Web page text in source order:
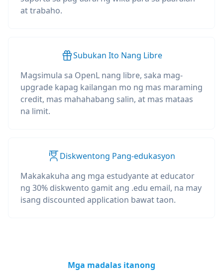
at trabaho.
Subukan Ito Nang Libre
Magsimula sa OpenL nang libre, saka mag-
upgrade kapag kailangan mo ng mas maraming
credit, mas mahahabang salin, at mas mataas
na limit.
Diskwentong Pang-edukasyon
Makakakuha ang mga estudyante at educator
ng 30% diskwento gamit ang .edu email, na may
isang discounted application bawat taon.
Mga madalas itanong